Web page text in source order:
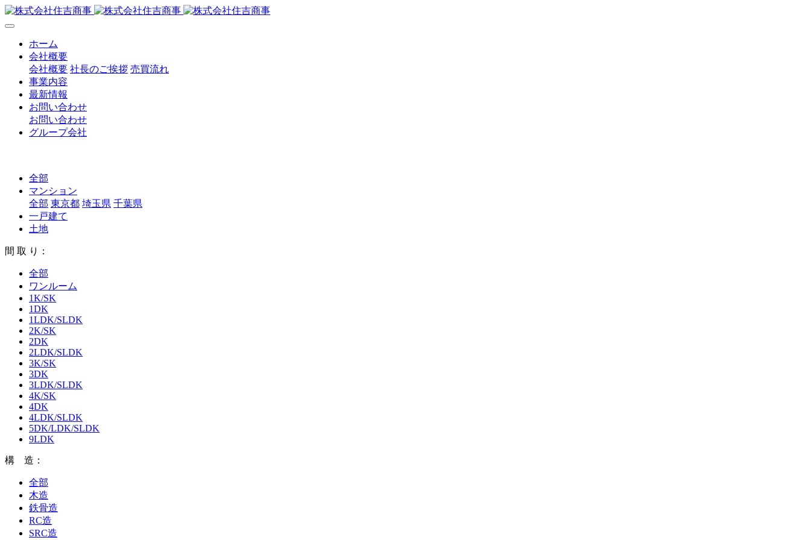
ホーム
会社概要
会社概要 社長のご挨拶 売買流れ
事業内容
最新情報
お問い合わせ
お問い合わせ
グループ会社
全部
マンション
全部 東京都 埼玉県 千葉県
一戸建て
土地
間 取 り：
全部
ワンルーム
1K/SK
1DK
1LDK/SLDK
2K/SK
2DK
2LDK/SLDK
3K/SK
3DK
3LDK/SLDK
4K/SK
4DK
4LDK/SLDK
5DK/LDK/SLDK
9LDK
構 造：
全部
木造
鉄骨造
RC造
SRC造